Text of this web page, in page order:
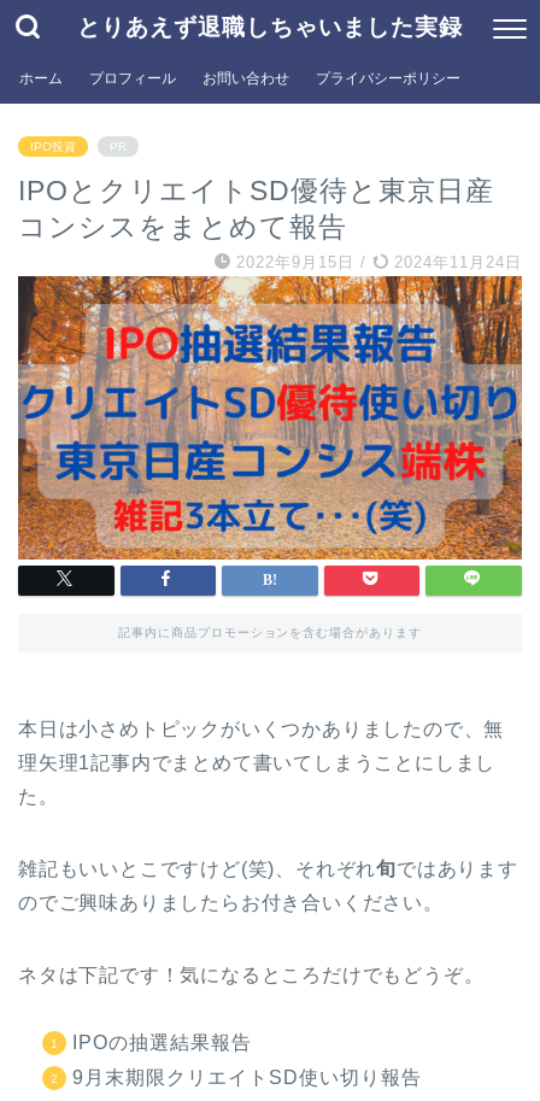
とりあえず退職しちゃいました実録
ホーム プロフィール お問い合わせ プライバシーポリシー
IPO投資 PR
IPOとクリエイトSD優待と東京日産
コンシスをまとめて報告
2022年9月15日 / 2024年11月24日
記事内に商品プロモーションを含む場合があります
本日は小さめトピックがいくつかありましたので、無
理矢理1記事内でまとめて書いてしまうことにしまし
た。
雑記もいいとこですけど(笑)、それぞれ旬ではあります
のでご興味ありましたらお付き合いください。
ネタは下記です！気になるところだけでもどうぞ。
IPOの抽選結果報告
9月末期限クリエイトSD使い切り報告